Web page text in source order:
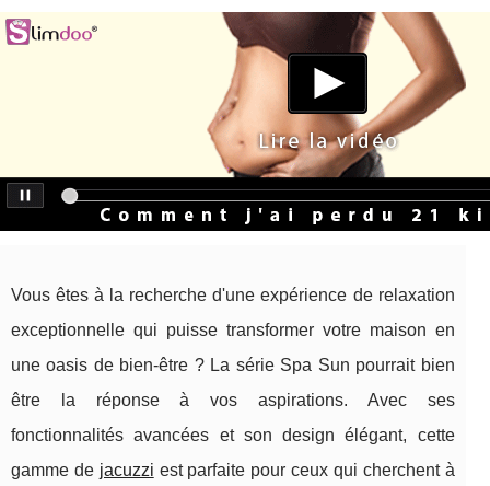
Vous êtes à la recherche d'une expérience de relaxation
exceptionnelle qui puisse transformer votre maison en
une oasis de bien-être ? La série Spa Sun pourrait bien
être la réponse à vos aspirations. Avec ses
fonctionnalités avancées et son design élégant, cette
gamme de jacuzzi est parfaite pour ceux qui cherchent à